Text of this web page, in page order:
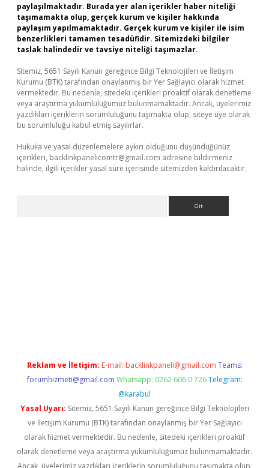
paylaşılmaktadır. Burada yer alan içerikler haber niteliği
taşımamakta olup, gerçek kurum ve kişiler hakkında
paylaşım yapılmamaktadır. Gerçek kurum ve kişiler ile isim
benzerlikleri tamamen tesadüfidir. Sitemizdeki bilgiler
taslak halindedir ve tavsiye niteliği taşımazlar.
Sitemiz, 5651 Sayılı Kanun gereğince Bilgi Teknolojileri ve İletişim
Kurumu (BTK) tarafından onaylanmış bir Yer Sağlayıcı olarak hizmet
vermektedir. Bu nedenle, sitedeki içerikleri proaktif olarak denetleme
veya araştırma yükümlülüğümüz bulunmamaktadır. Ancak, üyelerimiz
yazdıkları içeriklerin sorumluluğunu taşımakta olup, siteye üye olarak
bu sorumluluğu kabul etmiş sayılırlar.
Hukuka ve yasal düzenlemelere aykırı olduğunu düşündüğünüz
içerikleri, backlinkpanelicomtr@gmail.com adresine bildirmeniz
halinde, ilgili içerikler yasal süre içerisinde sitemizden kaldırılacaktır.
Reklam ve İletişim: E-mail: backlinkpaneli@gmail.com Teams:
forumhizmeti@gmail.com Whatsapp: 0262 606 0 726 Telegram:
@karabul
Yasal Uyarı: Sitemiz, 5651 Sayılı Kanun gereğince Bilgi Teknolojileri
ve İletişim Kurumu (BTK) tarafından onaylanmış bir Yer Sağlayıcı
olarak hizmet vermektedir. Bu nedenle, sitedeki içerikleri proaktif
olarak denetleme veya araştırma yükümlülüğümüz bulunmamaktadır.
Ancak, üyelerimiz yazdıkları içeriklerin sorumluluğunu taşımakta olup,